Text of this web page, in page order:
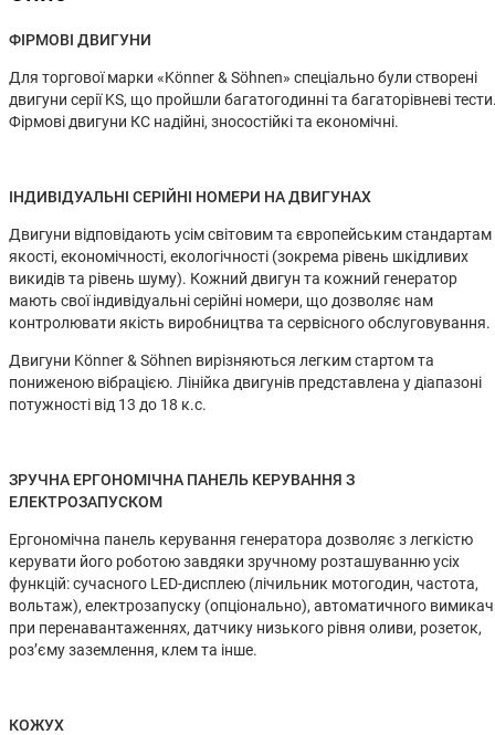
ФІРМОВІ ДВИГУНИ
Для торгової марки «Könner & Söhnen» спеціально були створені
двигуни серії KS, що пройшли багатогодинні та багаторівневі
Фірмові двигуни КС надійні, зносостійкі та економічні.
ІНДИВІДУАЛЬНІ СЕРІЙНІ НОМЕРИ НА ДВИГУНАХ
Двигуни відповідають усім світовим та європейським стандартам
якості, економічності, екологічності (зокрема рівень шкідливих
викидів та рівень шуму). Кожний двигун та кожний генератор
мають свої індивідуальні серійні номери, що дозволяє нам
контролювати якість виробництва та сервісного обслуговування.
Двигуни Könner & Söhnen вирізняються легким стартом та
пониженою вібрацією. Лінійка двигунів представлена у діапазоні
потужності від 13 до 18 к.c.
ЗРУЧНА ЕРГОНОМІЧНА ПАНЕЛЬ КЕРУВАННЯ З
ЕЛЕКТРОЗАПУСКОМ
Ергономічна панель керування генератора дозволяє з легкістю
керувати його роботою завдяки зручному розташуванню усіх
функцій: сучасного LED-дисплею (лічильник мотогодин, частота,
вольтаж), електрозапуску (опціонально), автоматичного
при перенавантаженнях, датчику низького рівня оливи, розеток,
роз’єму заземлення, клем та інше.
КОЖУХ